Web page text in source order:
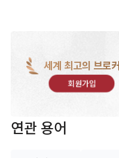
세계 최고의 브로커
회원가입
연관 용어